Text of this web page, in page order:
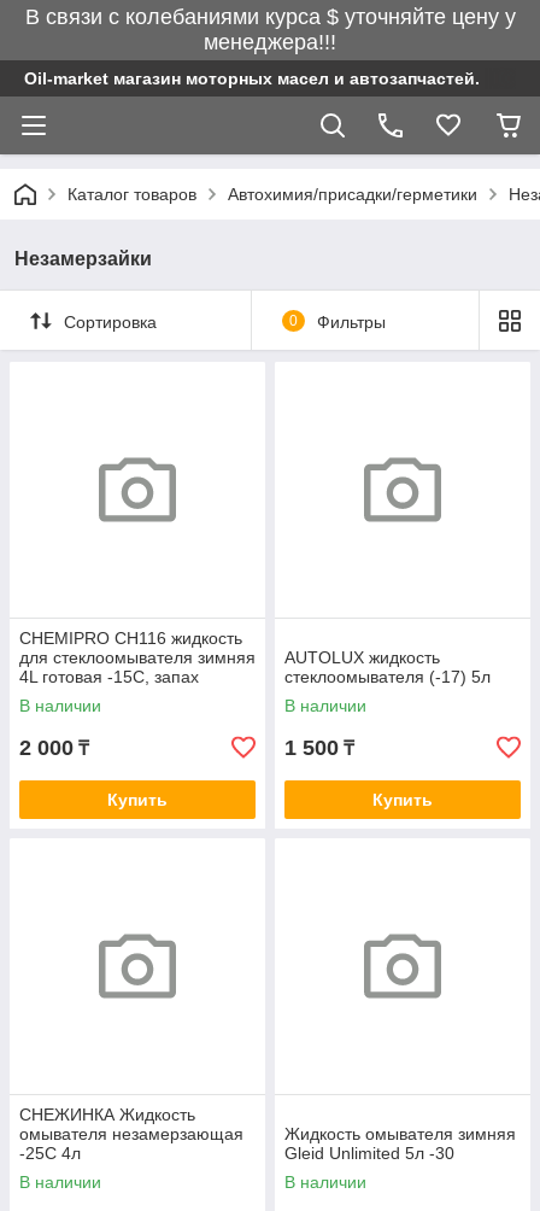
В связи с колебаниями курса $ уточняйте цену у
менеджера!!!
Oil-market магазин моторных масел и автозапчастей.
Каталог товаров Автохимия/присадки/герметики
Незамерзайки
Сортировка 0 Фильтры
CHEMIPRO CH116 жидкость
для стеклоомывателя зимняя
4L готовая -15С, запах
лимона
В наличии
2 000 ₸
Купить
AUTOLUX жидкость
стеклоомывателя (-17) 5л
В наличии
1 500 ₸
Купить
СНЕЖИНКА Жидкость
омывателя незамерзающая
-25C 4л
В наличии
Жидкость омывателя зимняя
Gleid Unlimited 5л -30
В наличии